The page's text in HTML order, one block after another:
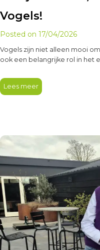
Vogels!
Posted on 17/04/2026
Vogels zijn niet alleen mooi
ook een belangrijke rol in het
Lees meer